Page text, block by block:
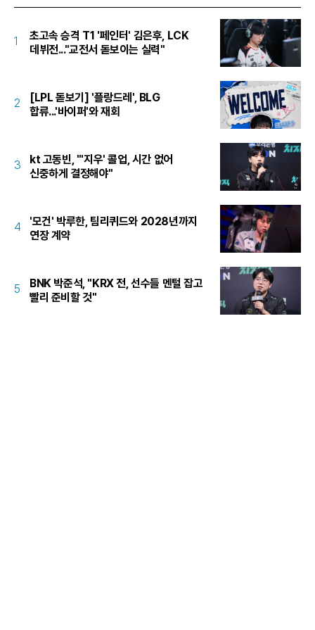
1
초고속 승격 T1 '페인터' 김은후, LCK
데뷔전..."교전서 돋보이는 실력"
2
[LPL 돋보기] '플랑드레', BLG
합류...'바이퍼'와 재회
3
kt 고동빈, "'지우' 콜업, 시간 없어
신중하게 결정해야"
4
'모건' 박루한, 팀리퀴드와 2028년까지
연장 계약
5
BNK 박준석, "KRX 전, 선수들 멘털 잡고
빨리 준비할 것"